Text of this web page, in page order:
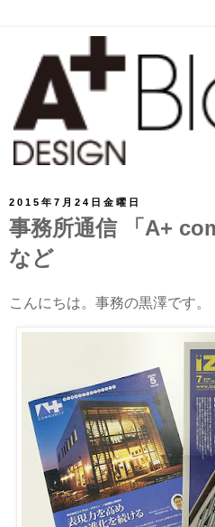
2015年7月24日金曜日
事務所通信 「A+
など
こんにちは。事務の黒澤です。